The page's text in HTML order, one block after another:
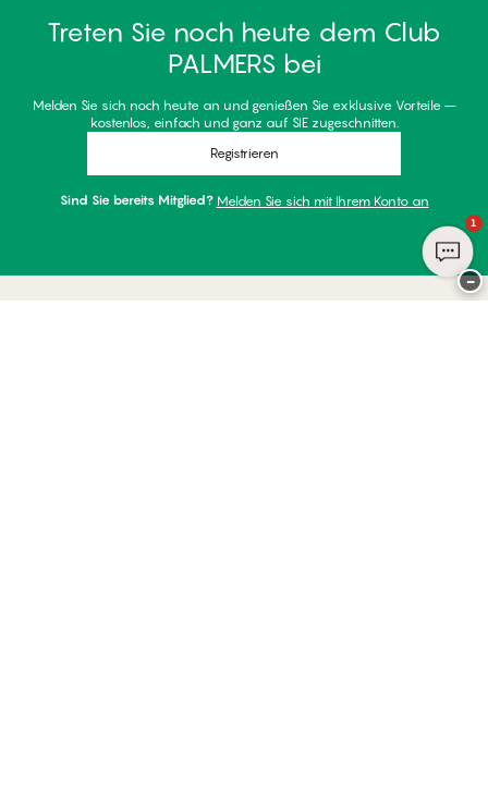
Treten Sie noch heute dem Club
PALMERS bei
Melden Sie sich noch heute an und genießen Sie exklusive Vorteile –
kostenlos, einfach und ganz auf SIE zugeschnitten.
Registrieren
Sind Sie bereits Mitglied? Melden Sie sich mit Ihrem Konto an
1
−